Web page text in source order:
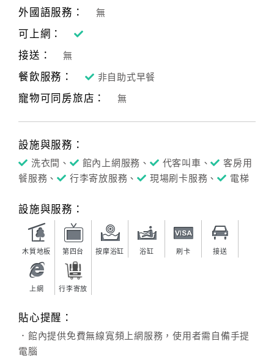
服
紅
利
查
詢
房
Q&A
國
訂
請
款
收
據
外國語服務： 無
可上網：
接送：
無
餐飲服務： 非自助式早餐
寵物可同房旅店： 無
設施與服務：
洗衣間、 館內上網服務、 代客叫車、
客房用
餐服務、
行李寄放服務、 現場刷卡服務、 電梯
設施與服務：
木質地板 第四台 按摩浴缸 浴缸 刷卡 接送
上網 行李寄放
貼心提醒：
．館內提供免費無線寬頻上網服務，使用者需自備手提
電腦